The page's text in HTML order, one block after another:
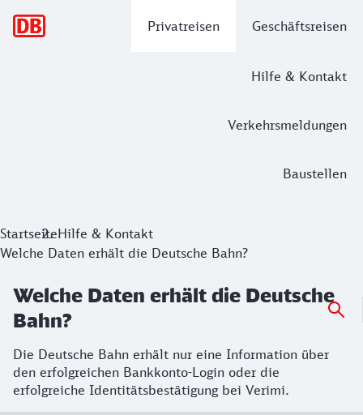
Privatreisen Geschäftsreisen
Hilfe & Kontakt
Verkehrsmeldungen
Baustellen
StartseiteHilfe & Kontakt
Welche Daten erhält die Deutsche Bahn?
Welche Daten erhält die Deutsche
Bahn?
Die Deutsche Bahn erhält nur eine Information über
den erfolgreichen Bankkonto-Login oder die
erfolgreiche Identitätsbestätigung bei Verimi.